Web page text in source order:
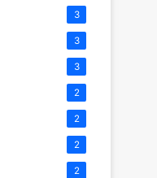
3
3
3
2
2
2
2